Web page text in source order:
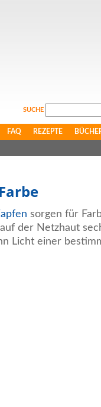
SUCHE
FAQ REZEPTE
sorgen für
der Netzhaut
Licht einer